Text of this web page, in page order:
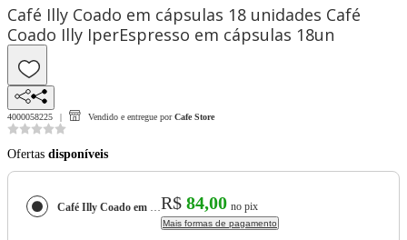
Café Illy Coado em cápsulas 18 unidades Café
Coado Illy IperEspresso em cápsulas 18un
4000058225 Vendido e entregue por Cafe Store
Ofertas disponíveis
Café Illy Coado em cápsulas 18 unidades Café Coado Illy IperEspresso em cápsulas 18unR$ 84,00 no pix
Mais formas de pagamento